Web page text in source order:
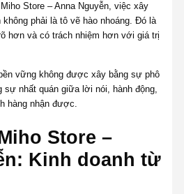
Store – Anna Nguyễn, việc xây
phải là tô vẽ hào nhoáng. Đó là
hơn và có trách nhiệm hơn với giá trị
vững không được xây bằng sự phô
nhất quán giữa lời nói, hành động,
hàng nhận được.
Store –
Kinh doanh từ